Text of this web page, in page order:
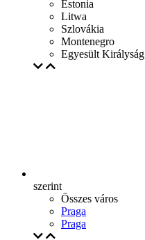
Estonia
Litwa
Szlovákia
Montenegro
Egyesült Királyság
szerint
Összes város
Praga
Praga